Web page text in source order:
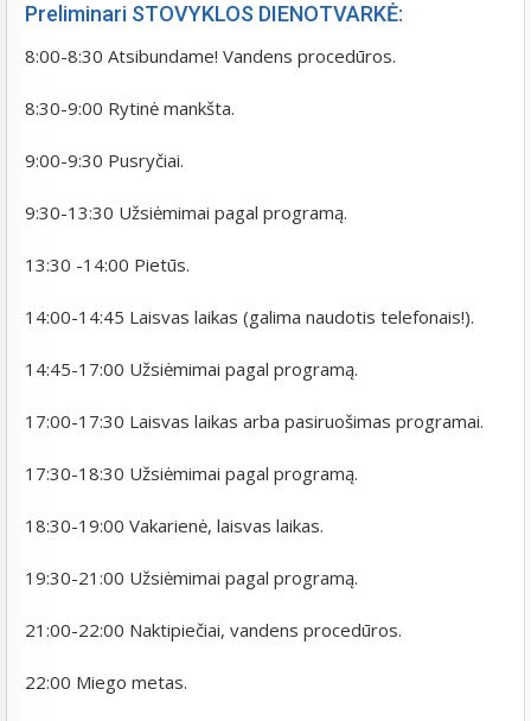
Preliminari STOVYKLOS DIENOTVARKĖ:
8:00-8:30 Atsibundame! Vandens procedūros.
8:30-9:00 Rytinė mankšta.
9:00-9:30 Pusryčiai.
9:30-13:30 Užsiėmimai pagal programą.
13:30 -14:00 Pietūs.
14:00-14:45 Laisvas laikas (galima naudotis telefonais!).
14:45-17:00 Užsiėmimai pagal programą.
17:00-17:30 Laisvas laikas arba pasiruošimas programai.
17:30-18:30 Užsiėmimai pagal programą.
18:30-19:00 Vakarienė, laisvas laikas.
19:30-21:00 Užsiėmimai pagal programą.
21:00-22:00 Naktipiečiai, vandens procedūros.
22:00 Miego metas.